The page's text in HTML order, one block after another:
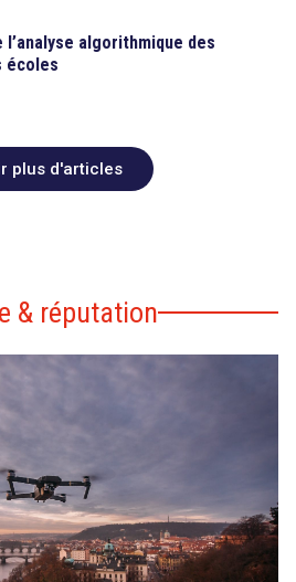
l’analyse algorithmique des
écoles
plus d'articles
& réputation